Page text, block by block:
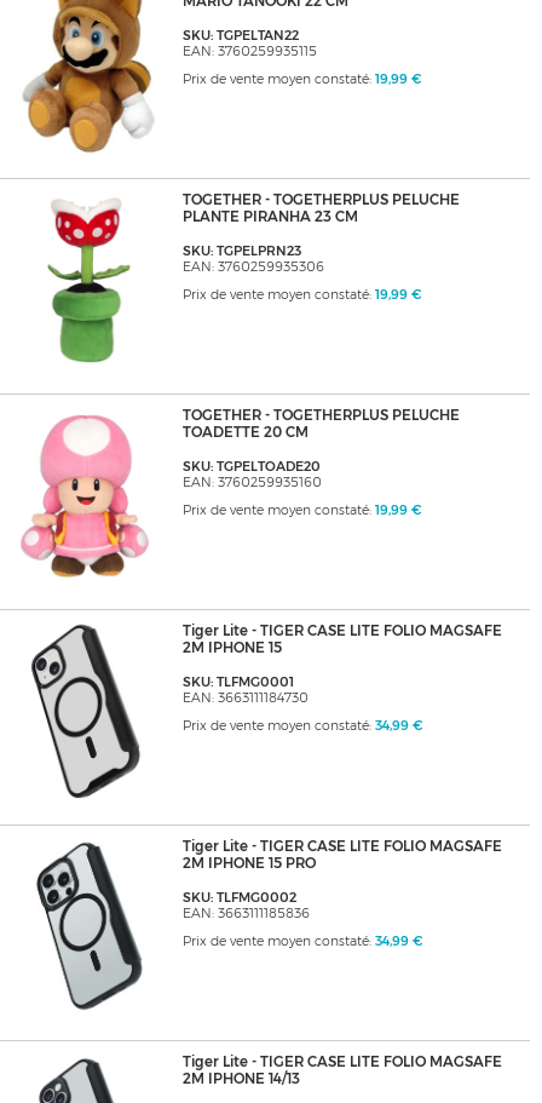
SKU: TGPELTAN22
EAN: 3760259935115
Prix de vente moyen constaté: 19,99 €
TOGETHER - TOGETHERPLUS PELUCHE
PLANTE PIRANHA 23 CM
SKU: TGPELPRN23
EAN: 3760259935306
Prix de vente moyen constaté: 19,99 €
TOGETHER - TOGETHERPLUS PELUCHE
TOADETTE 20 CM
SKU: TGPELTOADE20
EAN: 3760259935160
Prix de vente moyen constaté: 19,99 €
Tiger Lite - TIGER CASE LITE FOLIO MAGSAFE
2M IPHONE 15
SKU: TLFMG0001
EAN: 3663111184730
Prix de vente moyen constaté: 34,99 €
Tiger Lite - TIGER CASE LITE FOLIO MAGSAFE
2M IPHONE 15 PRO
SKU: TLFMG0002
EAN: 3663111185836
Prix de vente moyen constaté: 34,99 €
Tiger Lite - TIGER CASE LITE FOLIO MAGSAFE
2M IPHONE 14/13